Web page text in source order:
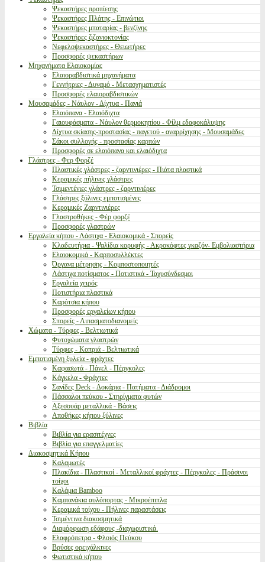
Ψεκαστήρες προπίεσης
Ψεκαστήρες Πλάτης - Επινώτιοι
Ψεκαστήρες μπαταρίας - βενζίνης
Ψεκαστήρες ζιζανιοκτονίας
Νεφελοψεκαστήρες - Θειωτήρες
Προσφορές ψεκαστήρων
Μηχανήματα Ελαιοκομίας
Ελαιοραβδιστικά μηχανήματα
Γεννήτριες - Δυναμό - Μετασχηματιστές
Προσφορές ελαιοραβδιστικών
Μουσαμάδες - Νάυλον - Δίχτυα - Πανιά
Ελαιόπανα - Ελαιόδιχτα
Γαιουφάσματα - Νάυλον θερμοκηπίου - Φίλμ εδαφοκάλυψης
Δίχτυα σκίασης-προστασίας - παγετού - αναρρίχησης - Μουσαμάδες
Σάκοι συλλογής - προστασίας καρπών
Προσφορές σε ελαιόπανα και ελαιόδιχτα
Γλάστρες - Φερ Φορζέ
Πλαστικές γλάστρες - ζαρντινιέρες - Πιάτα πλαστικά
Κεραμικές πήλινες γλάστρες
Τσιμεντένιες γλάστρες - ζαρντινιέρες
Γλάστρες ξύλινες εμποτισμένες
Κεραμικές Ζαρντινιέρες
Γλαστροθήκες - Φέρ φορζέ
Προσφορές γλαστρών
Εργαλεία κήπου - Λάστιχα - Ελαιοκομικά - Σπορείς
Κλαδευτήρια - Ψαλίδια κορυφής - Ακροκόφτες γκαζόν- Εμβολιαστήρια
Ελαιοκομικά - Καρποσυλλέκτες
Όργανα μέτρησης - Κομποστοποιητές
Λάστιχα ποτίσματος - Ποτιστικά - Ταχυσύνδεσμοι
Εργαλεία χειρός
Ποτιστήρια πλαστικά
Καρότσια κήπου
Προσφορές εργαλείων κήπου
Σπορείς - Λιπασματοδιανομείς
Χώματα - Τύρφες - Βελτιωτικά
Φυτοχώματα γλαστρών
Τύρφες - Κοπριά - Βελτιωτικά
Εμποτισμένη ξυλεία - φράχτες
Καφασωτά - Πάνελ - Πέργκολες
Κάγκελα - Φράχτες
Σανίδες Deck - Δοκάρια - Πατήματα - Διάδρομοι
Πάσσαλοι πεύκου - Στηρίγματα φυτών
Αξεσουάρ μεταλλικά - Βάσεις
Αποθήκες κήπου ξύλινες
Βιβλία
Βιβλία για ερασιτέχνες
Βιβλία για επαγγελματίες
Διακοσμητικά Κήπου
Καλαμωτές
Πλακίδια - Πλαστικοί - Μεταλλικοί φράχτες - Πέργκολες - Πράσινοι
τοίχοι
Καλάμια Bamboo
Καμπανάκια αυλόπορτας - Μικροέπιπλα
Κεραμικά τοίχου - Πήλινες παραστάσεις
Τσιμέντινα διακοσμητικά
Διαμόρφωση εδάφους -διαχωριστικά.
Ελαφρόπετρα - Φλοιός Πεύκου
Βρύσες ορειχάλκινες
Φωτιστικά κήπου